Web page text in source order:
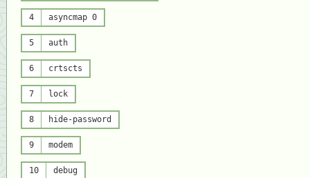
4 asyncmap 0
5 auth
6 crtscts
7 lock
8 hide-password
9 modem
10 debug